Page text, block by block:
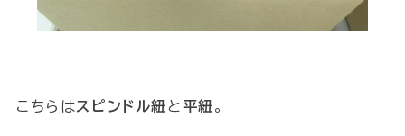
こちらはスピンドル紐 と 平紐。